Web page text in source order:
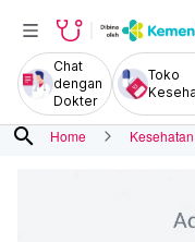
Chat
dengan
Dokter
Toko
search Home Kesehatan